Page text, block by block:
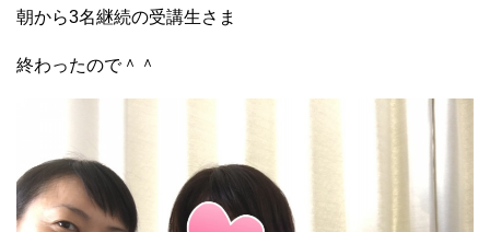
朝から3名継続の受講生さま
終わったので＾＾